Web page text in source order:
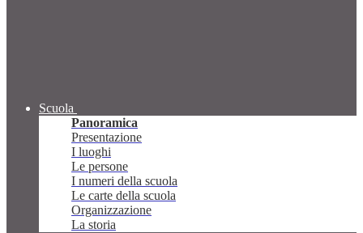
Scuola
Panoramica
Presentazione
I luoghi
Le persone
I numeri della scuola
Le carte della scuola
Organizzazione
La storia